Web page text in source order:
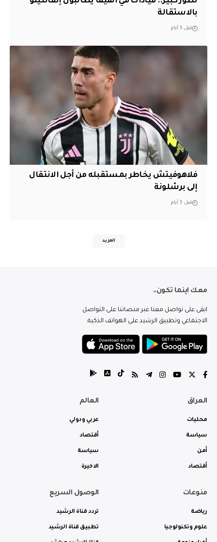
بالاستقالة
قبل 5 أيام
فلاهوفيتش يخاطر بمستقبله من أجل الانتقال
إلى برشلونة
قبل 5 أيام
المزيد
معك اينما تكون..
ابقى على تواصل معنا عبر منصاتنا على التواصل
الاجتماعي وتطبيق الرشيد على الهواتف الذكية.
العراق
محليات
سياسة
أمن
أقتصاد
العالم
عربي ودولي
أقتصاد
سياسة
الاخيرة
منوعات
رياضة
علوم وتكنولوجيا
الوصول السريع
تردد قناة الرشيد
تطبيق قناة الرشيد